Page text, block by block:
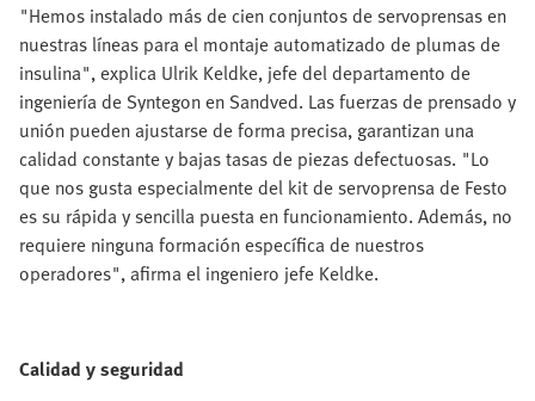
"Hemos instalado más de cien conjuntos de servoprensas en
nuestras líneas para el montaje automatizado de plumas de
insulina", explica Ulrik Keldke, jefe del departamento de
ingeniería de Syntegon en Sandved. Las fuerzas de prensado y
unión pueden ajustarse de forma precisa, garantizan una
calidad constante y bajas tasas de piezas defectuosas. "Lo
que nos gusta especialmente del kit de servoprensa de Festo
es su rápida y sencilla puesta en funcionamiento. Además, no
requiere ninguna formación específica de nuestros
operadores", afirma el ingeniero jefe Keldke.
Calidad y seguridad